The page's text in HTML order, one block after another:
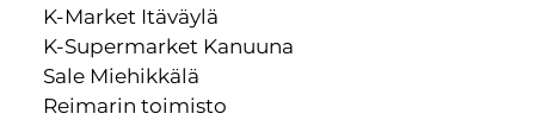
K-Market Itäväylä
K-Supermarket Kanuuna
Sale Miehikkälä
Reimarin toimisto